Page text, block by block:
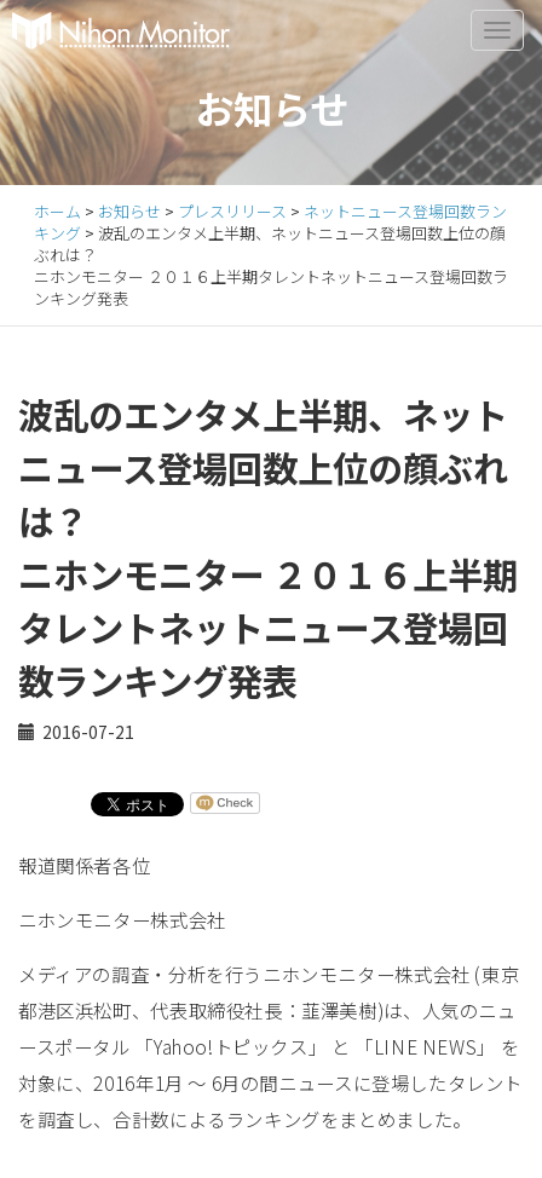
Primary
Menu
S
i
p
t
o
c
お知らせ
ホーム > お知らせ > プレスリリース > ネットニュース登場回数ラン
キング > 波乱のエンタメ上半期、ネットニュース登場回数上位の顔
ぶれは？
ニホンモニター ２０１６上半期タレントネットニュース登場回数ラ
ンキング発表
波乱のエンタメ上半期、ネット
ニュース登場回数上位の顔ぶれ
は？
ニホンモニター ２０１６上半期
タレントネットニュース登場回
数ランキング発表
2016-07-21
報道関係者各位
ニホンモニター株式会社
メディアの調査・分析を行うニホンモニター株式会社 (東京
都港区浜松町、代表取締役社長：韮澤美樹)は、人気のニュ
ースポータル 「Yahoo!トピックス」 と 「LINE NEWS」 を
対象に、2016年1月 〜 6月の間ニュースに登場したタレント
を調査し、合計数によるランキングをまとめました。